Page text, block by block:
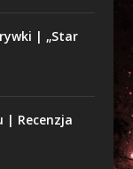
| „Star
| Recenzja